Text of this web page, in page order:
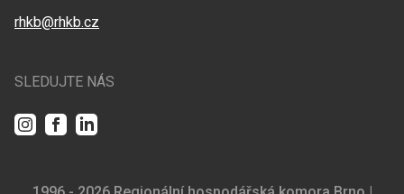
rhkb@rhkb.cz
SLEDUJTE NÁS
InstagramFacebookLinkedIn